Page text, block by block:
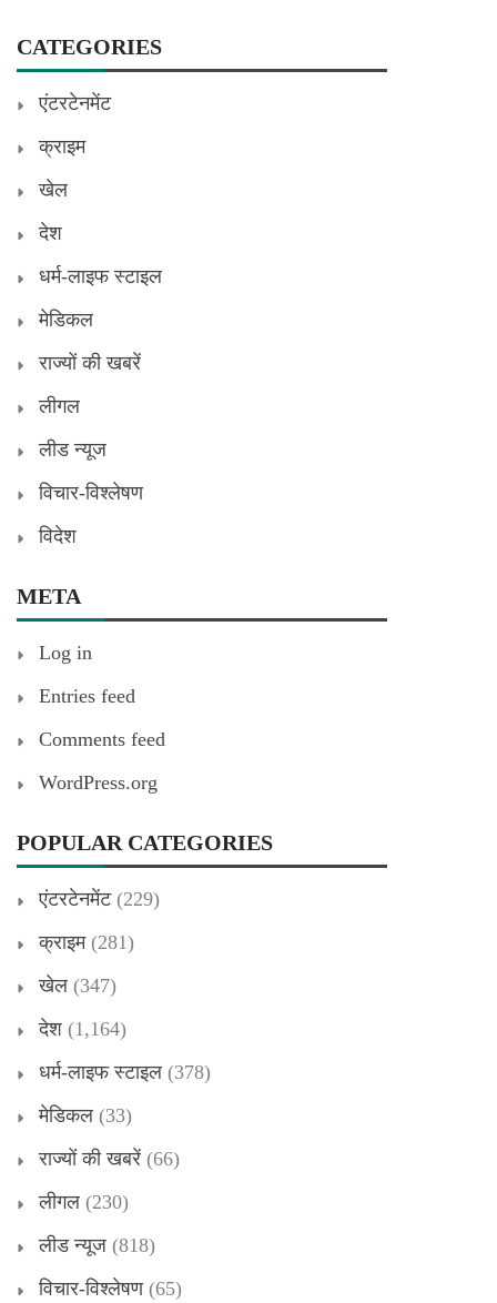
CATEGORIES
एंटरटेनमेंट
क्राइम
खेल
देश
धर्म-लाइफ स्टाइल
मेडिकल
राज्यों की खबरें
लीगल
लीड न्यूज
विचार-विश्लेषण
विदेश
META
Log in
Entries feed
Comments feed
WordPress.org
POPULAR CATEGORIES
एंटरटेनमेंट(229)
क्राइम(281)
खेल (347)
देश (1,164)
धर्म-लाइफ स्टाइल (378)
मेडिकल (33)
राज्यों की खबरें (66)
लीगल (230)
लीड न्यूज (818)
विचार-विश्लेषण(65)